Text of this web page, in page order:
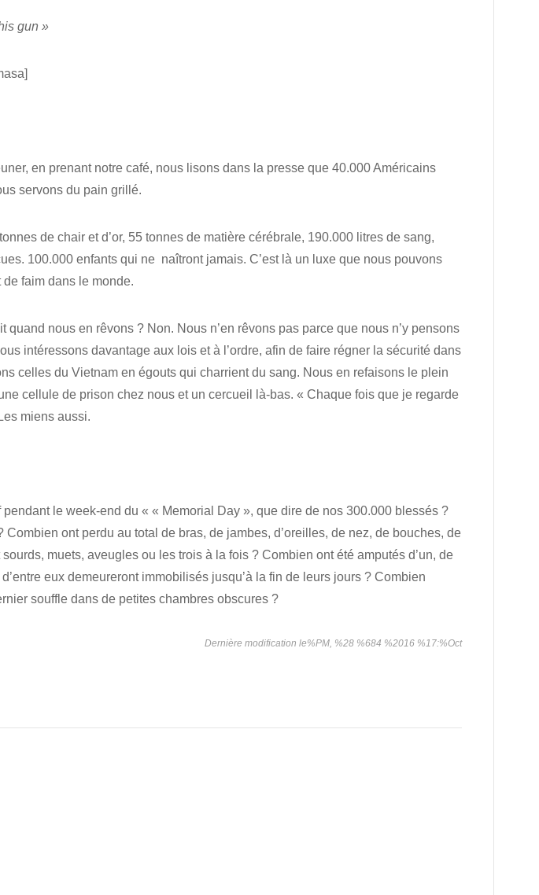
gun »
en prenant notre café, nous lisons dans la presse que 40.000 Américains
servons du pain grillé.
de chair et d’or, 55 tonnes de matière cérébrale, 190.000 litres de sang,
100.000 enfants qui ne naîtront jamais. C’est là un luxe que nous pouvons
de faim dans le monde.
nous en rêvons ? Non. Nous n’en rêvons pas parce que nous n’y pensons
intéressons davantage aux lois et à l’ordre, afin de faire régner la sécurité dans
celles du Vietnam en égouts qui charrient du sang. Nous en refaisons le plein
cellule de prison chez nous et un cercueil là-bas. « Chaque fois que je regarde
miens aussi.
le week-end du « « Memorial Day », que dire de nos 300.000 blessés ?
ont perdu au total de bras, de jambes, d’oreilles, de nez, de bouches, de
muets, aveugles ou les trois à la fois ? Combien ont été amputés d’un, de
eux demeureront immobilisés jusqu’à la fin de leurs jours ? Combien
souffle dans de petites chambres obscures ?
Dernière modification le%PM, %28 %684 %2016 %17:%Oct